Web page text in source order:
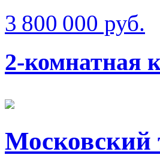
3 800 000 руб.
2-комнатная
Московский